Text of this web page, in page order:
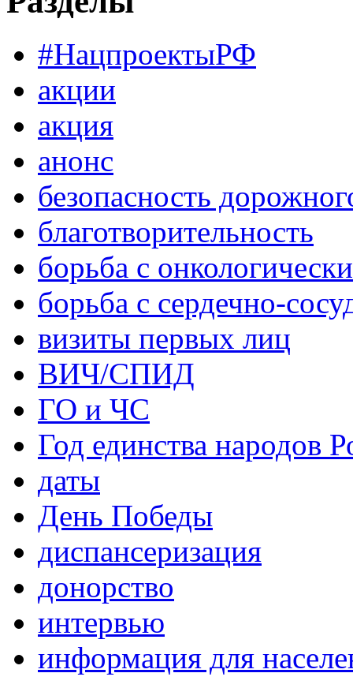
#НацпроектыРФ
акции
акция
анонс
безопасность
благотворительность
борьба с
борьба с сердечно-
визиты первых лиц
ВИЧ/СПИД
ГО и ЧС
Год единства народов
даты
День Победы
диспансеризация
донорство
интервью
информация для